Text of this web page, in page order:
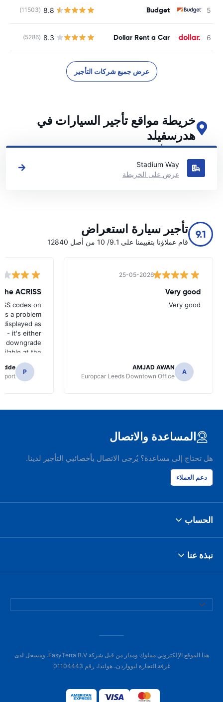
Budget
8.8
(11503)
Dollar Rent a Car
8.3
(5286)
عرض جميع شركات التأجير
خريطة مواقع تأجير السيارات في
هدرسفيلد
اطلع على مواقع تأجير السيارات الرئيسية لدينا في هدرسفيلد
Stadium Way
عرض على الخريطة
9.1 تأجير سيارة استعراض
قام عملاؤنا بتقييمنا على 9.1/ 10 من أصل 12840
25-05-2026
Very good
Very good
A
AMJAD AWAN
Europcar Leeds Downtown Office
ACRISS
codes on
a problem
displayed as
- it's either
downgrade
at the
of collection.
P
المساعدة والاتصال
هل تحتاج إلى مساعدة؟ يُرجى الاتصال بأخصائيي التأجير لدينا.
دعم العملاء
الحساب
نبذة عنا
هذا الموقع الإلكتروني مملوك ومدار من قبل شركة EasyTerra B.V. ومسجل لدى
غرفة التجارة ليوواردن، هولندا، رقم 01104443